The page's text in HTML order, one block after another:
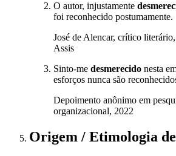
O autor, injustamente
foi reconhecido postumamente.
José de Alencar, crítico
Assis
Sinto-me desmerecido nesta
esforços nunca são
Depoimento anônimo em
organizacional, 2022
Origem / Etimologia de